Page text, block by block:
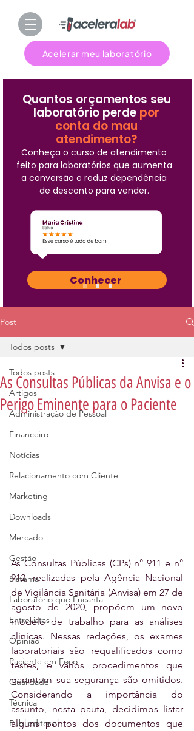
Acelerar meu laboratório
Quantos orçamentos seu
laboratório perde por
conta do mau
atendimento?
Conheça o curso de atendimento
feito para laboratórios que aumenta
a conversão e reduz dependência
de desconto para vender.
Conhecer
Post
Todos posts
Artigos
Administração de Pessoal
Financeiro
Notícias
Relacionamento com Cliente
Marketing
Downloads
Mercado
Gestão
Sistema
Laboratório que Encanta
Entrevistas
Opinião
Paciente em Foco
Qualidade
Técnica
Publieditorial
Todos posts
As Consultas Públicas da Anvisa e o
Perigo Eminente para o Paciente
As Consultas Públicas (CPs) n° 911 e n°
912, realizadas pela Agência Nacional
de Vigilância Sanitária (Anvisa) em 27 de
agosto de 2020, propõem um novo
modelo de trabalho para as análises
clínicas. Nessas redações, os exames
laboratoriais são requalificados como
testes, e vários procedimentos que
garantem sua segurança são omitidos.
Considerando a importância do
assunto, nesta pauta, decidimos listar
alguns pontos dos documentos que